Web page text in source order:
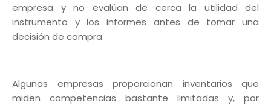
empresa y no evalúan de cerca la utilidad del
instrumento y los informes antes de tomar una
decisión de compra.
Algunas empresas proporcionan inventarios que
miden competencias bastante limitadas y, por